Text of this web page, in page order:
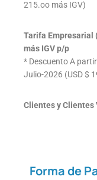
215.oo más IGV)
Tarifa Empresarial
más IGV p/p
* Descuento A
Julio-2026 (USD $
Clientes y Clientes
Forma de